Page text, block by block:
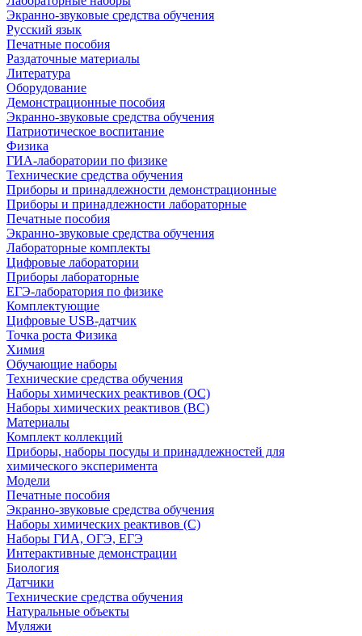
Экранно-звуковые средства обучения
Русский язык
Печатные пособия
Раздаточные материалы
Литература
Оборудование
Демонстрационные пособия
Экранно-звуковые средства обучения
Патриотическое воспитание
Физика
ГИА-лаборатории по физике
Технические средства обучения
Приборы и принадлежности демонстрационные
Приборы и принадлежности лабораторные
Печатные пособия
Экранно-звуковые средства обучения
Лабораторные комплекты
Цифровые лаборатории
Приборы лабораторные
ЕГЭ-лаборатория по физике
Комплектующие
Цифровые USB-датчик
Точка роста Физика
Химия
Обучающие наборы
Технические средства обучения
Наборы химических реактивов (ОС)
Наборы химических реактивов (ВС)
Материалы
Комплект коллекций
Приборы, наборы посуды и принадлежностей для
химического эксперимента
Модели
Печатные пособия
Экранно-звуковые средства обучения
Наборы химических реактивов (С)
Наборы ГИА, ОГЭ, ЕГЭ
Интерактивные демонстрации
Биология
Датчики
Технические средства обучения
Натуральные объекты
Муляжи